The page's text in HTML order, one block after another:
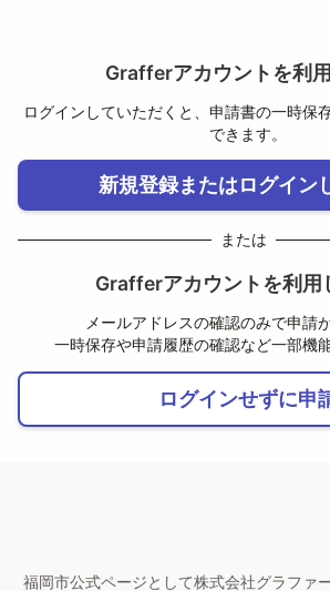
Grafferアカウントを利
ログインしていただくと、申請書の一時保
できます。
新規登録またはログイン
または
Grafferアカウントを利用
メールアドレスの確認のみで申請
一時保存や申請履歴の確認など一部機
ログインせずに申
福岡市公式ページとして株式会社グラファ